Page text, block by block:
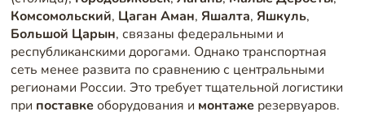
Комсомольский, Цаган Аман, Яшалта, Яшкуль,
Большой Царын, связаны федеральными и
республиканскими дорогами. Однако транспортная
сеть менее развита по сравнению с центральными
регионами России. Это требует тщательной логистики
при поставкеоборудования и монтажерезервуаров.